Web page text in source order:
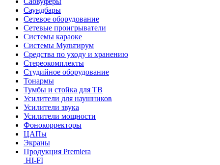
Саундбары
Сетевое оборудование
Сетевые проигрыватели
Системы караоке
Системы Мультирум
Средства по уходу и хранению
Стереокомплекты
Студийное оборудование
Тонармы
Тумбы и стойка для ТВ
Усилители для наушников
Усилители звука
Усилители мощности
Фонокорректоры
ЦАПы
Экраны
Продукция Premiera
HI-FI